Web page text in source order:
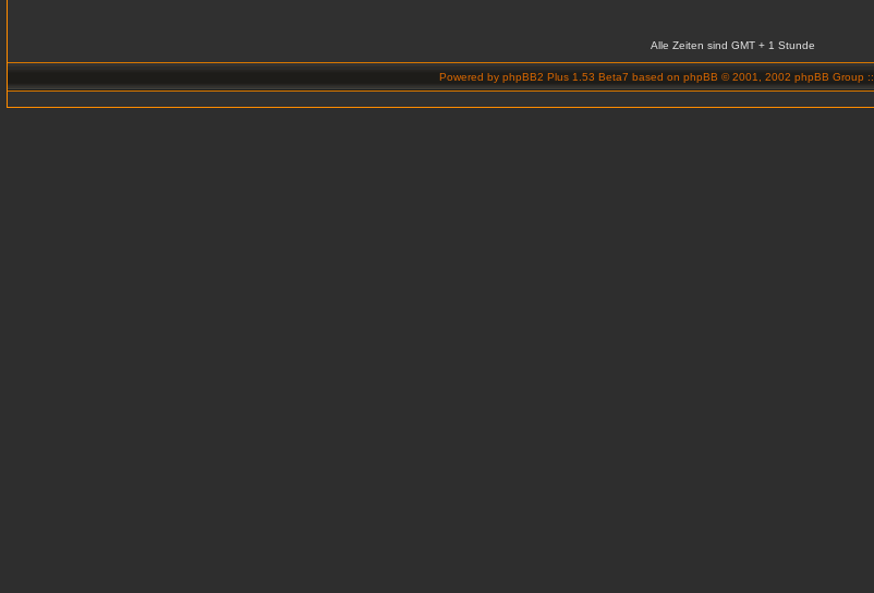
Alle Zeiten sind GMT + 1 Stunde
Powered by phpBB2 Plus 1.53 Beta7 based on phpBB © 2001, 2002 phpBB Group ::